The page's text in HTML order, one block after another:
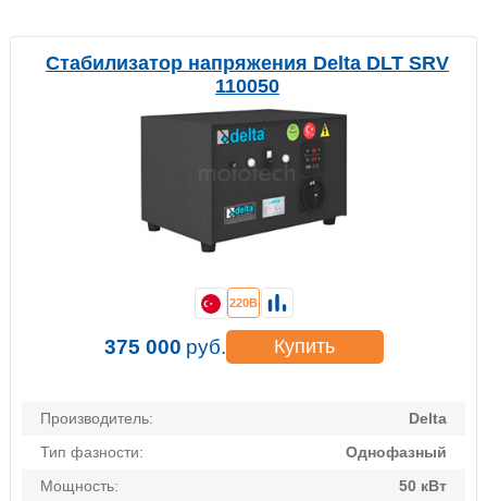
Стабилизатор напряжения Delta DLT SRV
110050
Производитель:
Delta
Тип фазности:
Однофазный
Мощность:
50 кВт
220В
375 000 руб. Купить